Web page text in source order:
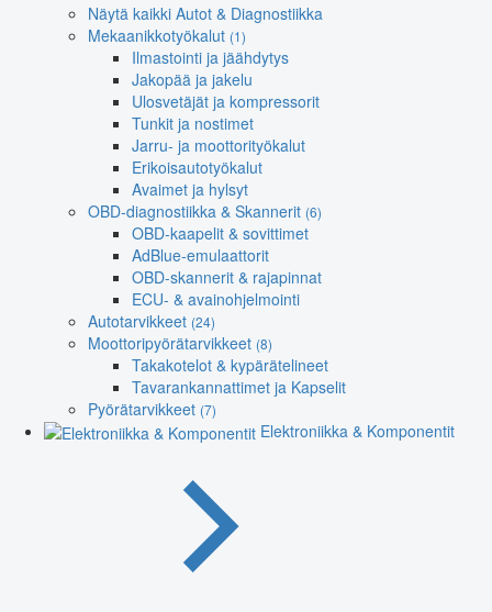
Näytä kaikki Autot & Diagnostiikka
Mekaanikkotyökalut (1)
Ilmastointi ja jäähdytys
Jakopää ja jakelu
Ulosvetäjät ja kompressorit
Tunkit ja nostimet
Jarru- ja moottorityökalut
Erikoisautotyökalut
Avaimet ja hylsyt
OBD-diagnostiikka & Skannerit (6)
OBD-kaapelit & sovittimet
AdBlue-emulaattorit
OBD-skannerit & rajapinnat
ECU- & avainohjelmointi
Autotarvikkeet (24)
Moottoripyörätarvikkeet (8)
Takakotelot & kypärätelineet
Tavarankannattimet ja Kapselit
Pyörätarvikkeet (7)
Elektroniikka & Komponentit